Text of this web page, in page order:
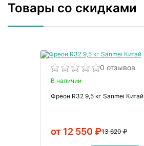
Товары со скидками
0 отзывов
В наличии
Фреон R32 9,5 кг Sanmei Китай
13 620 ₽
от 12 550 ₽